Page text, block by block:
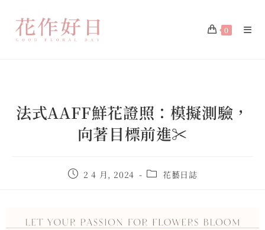
0
法式AAFF鮮花證照：模擬測驗，
向著目標前進✂️
2 4 月, 2024 花藝日誌